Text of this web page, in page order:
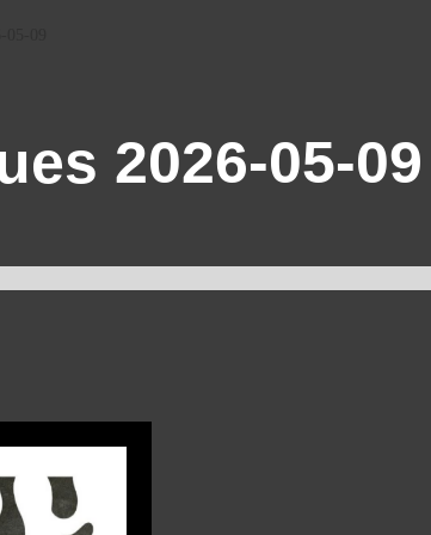
2026-05-09